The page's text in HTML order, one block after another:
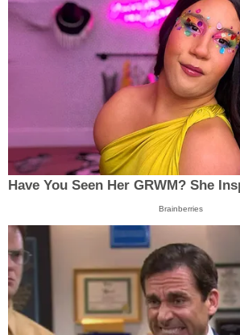
Have You Seen Her GRWM? She
Brainberries